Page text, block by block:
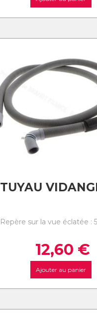
TUYAU
Repère sur la vue éclatée : 5
12,60 €
Ajouter au panier